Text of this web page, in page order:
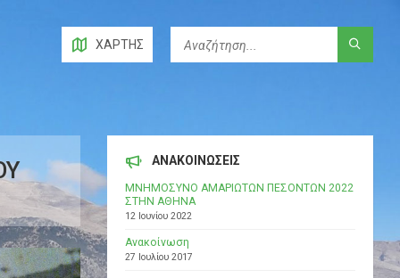
ΧΆΡΤΗΣ
ΠΡΟΣΚΛΗΣΗ ΑΡΧΙΕΡΑΤΙΚΟΥ ΜΝΗΜΟΣΥΝΟΥ‏ ΑΝΑΚΟΙΝΩΣΕΙΣ
ΜΝΗΜΟΣΥΝΟ ΑΜΑΡΙΩΤΩΝ ΠΕΣΟΝΤΩΝ 2022
ΣΤΗΝ ΑΘΗΝΑ
12 Ιουνίου 2022
Ανακοίνωση
27 Ιουλίου 2017